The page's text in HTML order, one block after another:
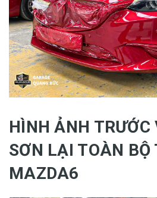
HÌNH ẢNH TRƯỚC
SƠN LẠI TOÀN BỘ
MAZDA6